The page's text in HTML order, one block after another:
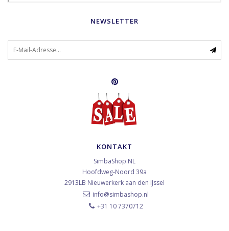
NEWSLETTER
KONTAKT
SimbaShop.NL
Hoofdweg-Noord 39a
2913LB Nieuwerkerk aan den IJssel
info@simbashop.nl
+31 10 7370712